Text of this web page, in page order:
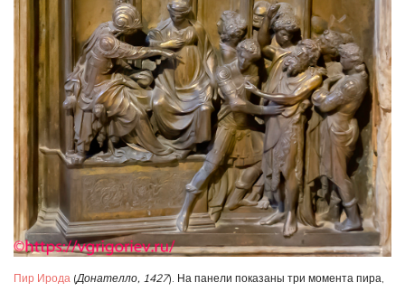
Пир Ирода (Донателло, 1427). На панели показаны три момента пира,